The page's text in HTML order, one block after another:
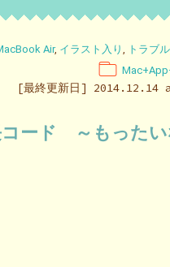
Air, イラスト入り , トラブル
[最終更新日] 2014.12.14
コード ～もった